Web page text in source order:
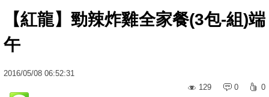
【紅龍】勁辣炸雞全家餐(3包-組)端
午
2016/05/08 06:52:31
129
0 0